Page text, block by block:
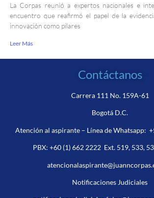
La Corpas reunió a expertos nacionales e
encuentro que reafirmó el papel de la
innovación como pilares
Leer Más
Contáctanos
Carrera 111 No. 159A-61
Bogotá D.C.
Atención al aspirante – Línea de Whatsapp:
PBX: +60 (1) 662 2222Ext. 519, 533,
Notificaciones Judiciales